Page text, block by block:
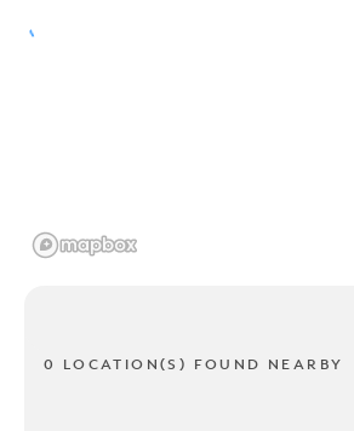
0 LOCATION(S) FOUND NEARBY